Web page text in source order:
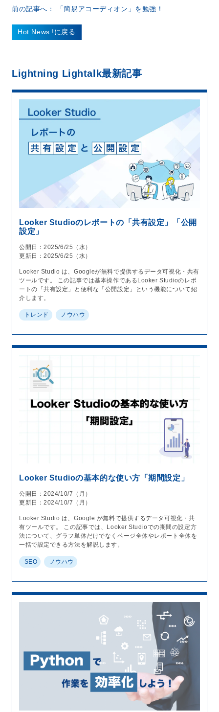
前の記事へ： 「簡易アコーディオン」を勉強！
Hot News !に戻る
Lightning Lightalk最新記事
Looker Studioのレポートの「共有設定」「公開
設定」
公開日：2025/6/25（水）
更新日：2025/6/25（水）
Looker Studio は、Googleが無料で提供するデータ可視化・共有
ツールです。 この記事では基本操作であるLooker Studioのレポ
ートの「共有設定」と便利な「公開設定」という機能について紹
介します。
トレンド ノウハウ
Looker Studioの基本的な使い方「期間設定」
公開日：2024/10/7（月）
更新日：2024/10/7（月）
Looker Studio は、Google が無料で提供するデータ可視化・共
有ツールです。 この記事では、Looker Studioでの期間の設定方
法について、グラフ単体だけでなくページ全体やレポート全体を
一括で設定できる方法を解説します。
SEO ノウハウ